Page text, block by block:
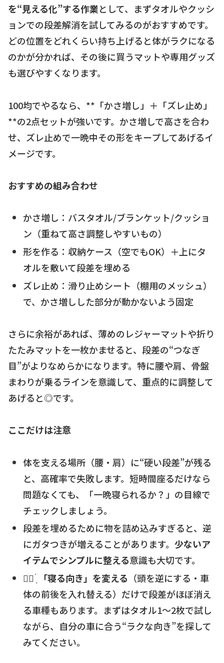
を“見える化”する作業として、まずタオルやクッシ
ョンでの段差解消を試してみるのがおすすめです。
どの位置をどれくらい持ち上げると体がラクになる
のかが分かれば、その後に買うマットや専用グッズ
も選びやすくなります。
100均でやるなら、**「かさ増し」＋「ズレ止め」
**の2点セットが強いです。かさ増しで高さを合わ
せ、ズレ止めで一晩中その形をキープしてあげるイ
メージです。
おすすめの組み合わせ
かさ増し：バスタオル/ブランケット/クッショ
ン（重ねて高さ調整しやすいもの）
形を作る：収納ケース（空でもOK）＋上にタ
オルを敷いて段差を埋める
ズレ止め：滑り止めシート（棚用のメッシュ）
で、かさ増しした部分が動かないよう固定
さらに余裕があれば、薄めのレジャーマットや折り
たたみマットを一枚かませると、段差の“つなぎ
目”がよりなめらかになります。特に腰や肩、骨盤
まわりが乗るラインを意識して、重点的に調整して
あげると◎です。
ここだけは注意
体を支える場所（腰・肩）に“硬い段差”が残る
と、高確率で失敗します。短時間座るだけなら
問題なくても、「一晩寝られるか？」の目線で
チェックしましょう。
段差を埋めるために物を詰め込みすぎると、逆
にガタつきが増えることがあります。 少ないア
イテムでシンプルに整える意識も大切です。
☝🏻 ̖́ 「寝る向き」を変える （頭を逆にする・車
体の前後を入れ替える）だけで段差がほぼ消え
る車種もあります。まずはタオル1～2枚で試し
ながら、自分の車に合う“ラクな向き”を探して
みてください。